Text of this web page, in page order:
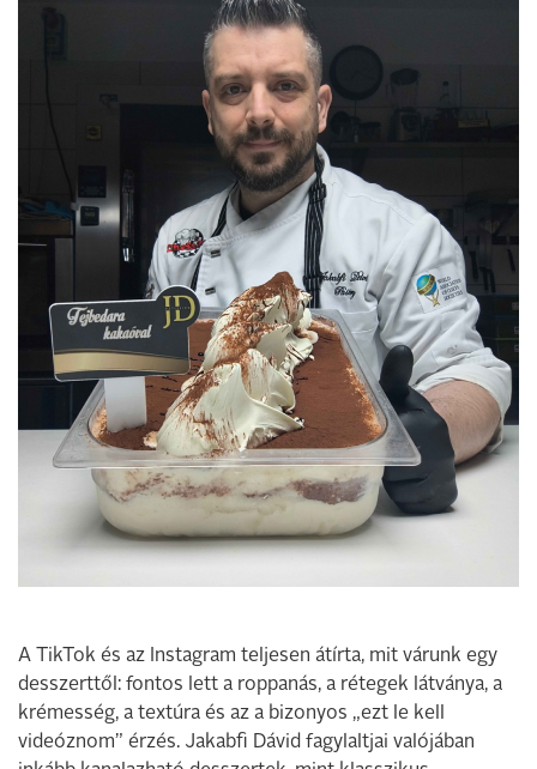
A TikTok és az Instagram teljesen átírta, mit várunk egy
desszerttől: fontos lett a roppanás, a rétegek látványa, a
krémesség, a textúra és az a bizonyos „ezt le kell
videóznom” érzés. Jakabfi Dávid fagylaltjai valójában